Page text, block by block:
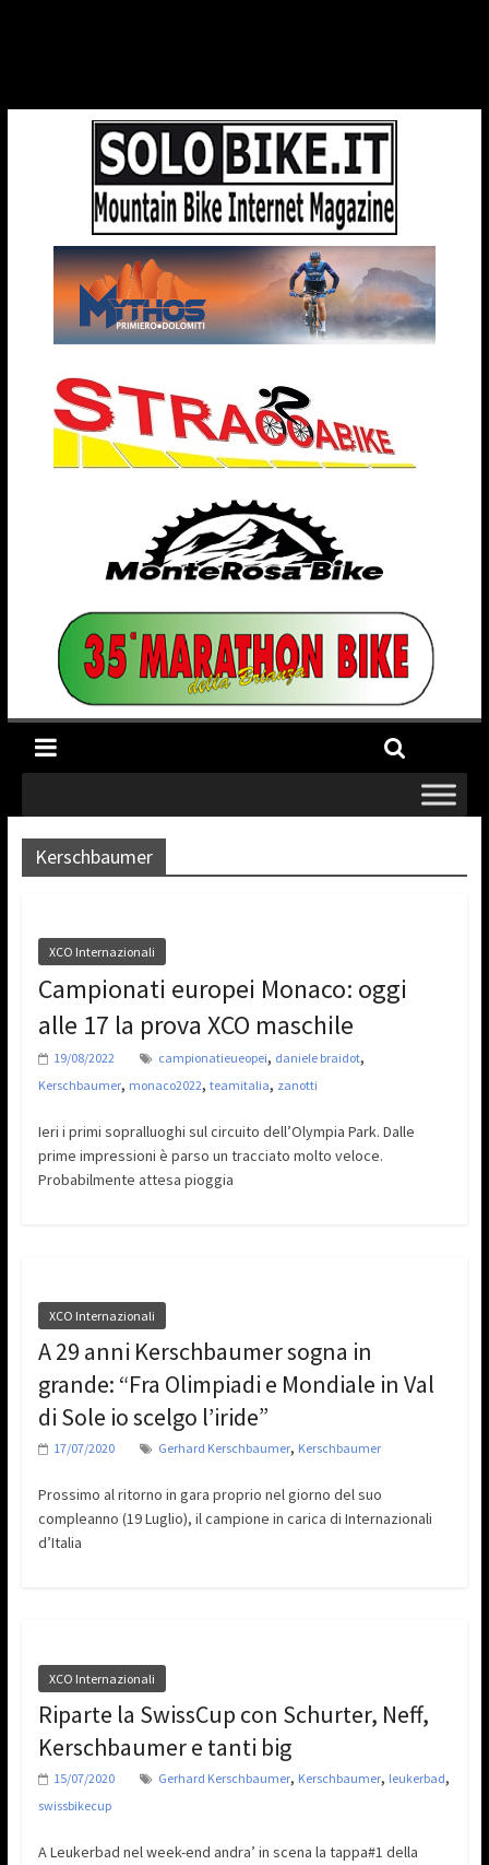
Kerschbaumer
XCO Internazionali
Campionati europei Monaco: oggi
alle 17 la prova XCO maschile
19/08/2022 campionatieueopei, daniele braidot,
Kerschbaumer, monaco2022, teamitalia, zanotti
Ieri i primi sopralluoghi sul circuito dell’Olympia Park. Dalle
prime impressioni è parso un tracciato molto veloce.
Probabilmente attesa pioggia
XCO Internazionali
A 29 anni Kerschbaumer sogna in
grande: “Fra Olimpiadi e Mondiale in Val
di Sole io scelgo l’iride”
17/07/2020 Gerhard Kerschbaumer, Kerschbaumer
Prossimo al ritorno in gara proprio nel giorno del suo
compleanno (19 Luglio), il campione in carica di Internazionali
d’Italia
XCO Internazionali
Riparte la SwissCup con Schurter, Neff,
Kerschbaumer e tanti big
15/07/2020 Gerhard Kerschbaumer, Kerschbaumer, leukerbad,
swissbikecup
A Leukerbad nel week-end andra’ in scena la tappa#1 della